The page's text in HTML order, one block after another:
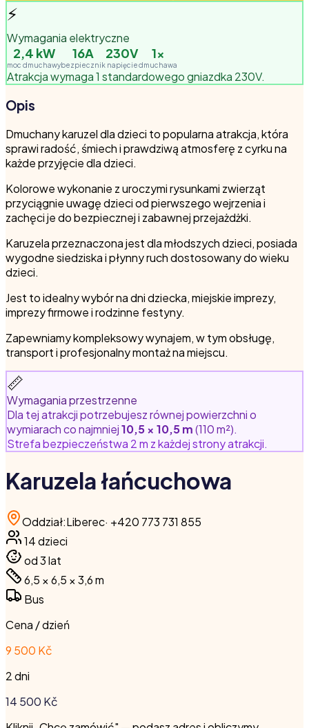
⚡
Wymagania elektryczne
2,4 kW
moc dmuchawy
16A
bezpiecznik
230V
napięcie
1×
dmuchawa
Atrakcja wymaga 1 standardowego gniazdka 230V.
Opis
Dmuchany karuzel dla dzieci to popularna atrakcja, która
sprawi radość, śmiech i prawdziwą atmosferę z cyrku na
każde przyjęcie dla dzieci.
Kolorowe wykonanie z uroczymi rysunkami zwierząt
przyciągnie uwagę dzieci od pierwszego wejrzenia i
zachęci je do bezpiecznej i zabawnej przejażdżki.
Karuzela przeznaczona jest dla młodszych dzieci, posiada
wygodne siedziska i płynny ruch dostosowany do wieku
dzieci.
Jest to idealny wybór na dni dziecka, miejskie imprezy,
imprezy firmowe i rodzinne festyny.
Zapewniamy kompleksowy wynajem, w tym obsługę,
transport i profesjonalny montaż na miejscu.
📏
Wymagania przestrzenne
Dla tej atrakcji potrzebujesz równej powierzchni o
wymiarach co najmniej10,5 × 10,5 m(110 m²).
Strefa bezpieczeństwa 2 m z każdej strony atrakcji.
Karuzela łańcuchowa
Oddział:Liberec· +420 773 731 855
14dzieci
od 3 lat
6,5 × 6,5 × 3,6m
Bus
Cena / dzień
9 500 Kč
2 dni
14 500 Kč